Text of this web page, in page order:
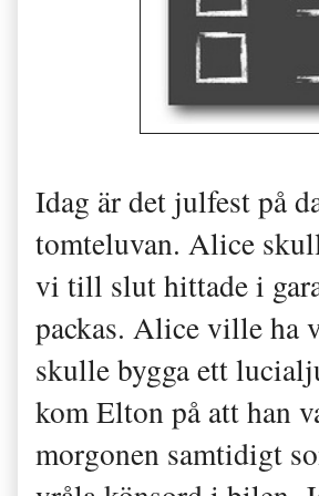
Idag är det julfest på
tomteluvan. Alice
vi till slut hittade i
packas. Alice ville ha
skulle bygga ett
kom Elton på att han
morgonen samtidigt